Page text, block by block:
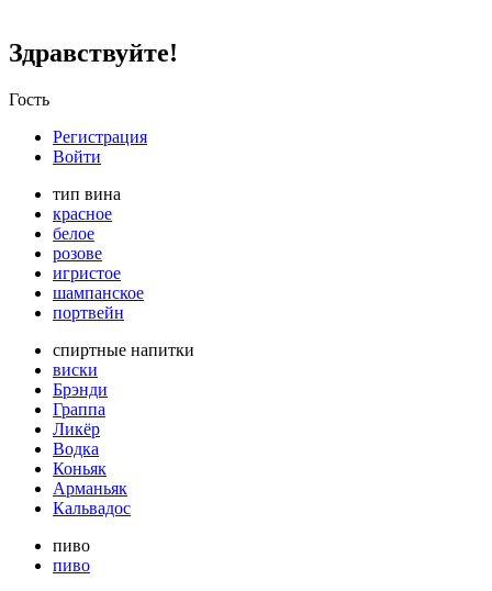
Здравствуйте!
Гость
Регистрация
Войти
тип вина
красное
белое
розове
игристое
шампанское
портвейн
спиртные напитки
виски
Брэнди
Граппа
Ликёр
Водка
Коньяк
Арманьяк
Кальвадос
пиво
пиво